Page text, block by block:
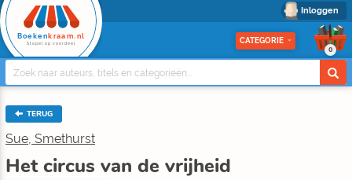
Inloggen
Boeken kraam.nl
Stapel op voordeel CATEGORIE
0
TERUG
Sue, Smethurst
Het circus van de vrijheid